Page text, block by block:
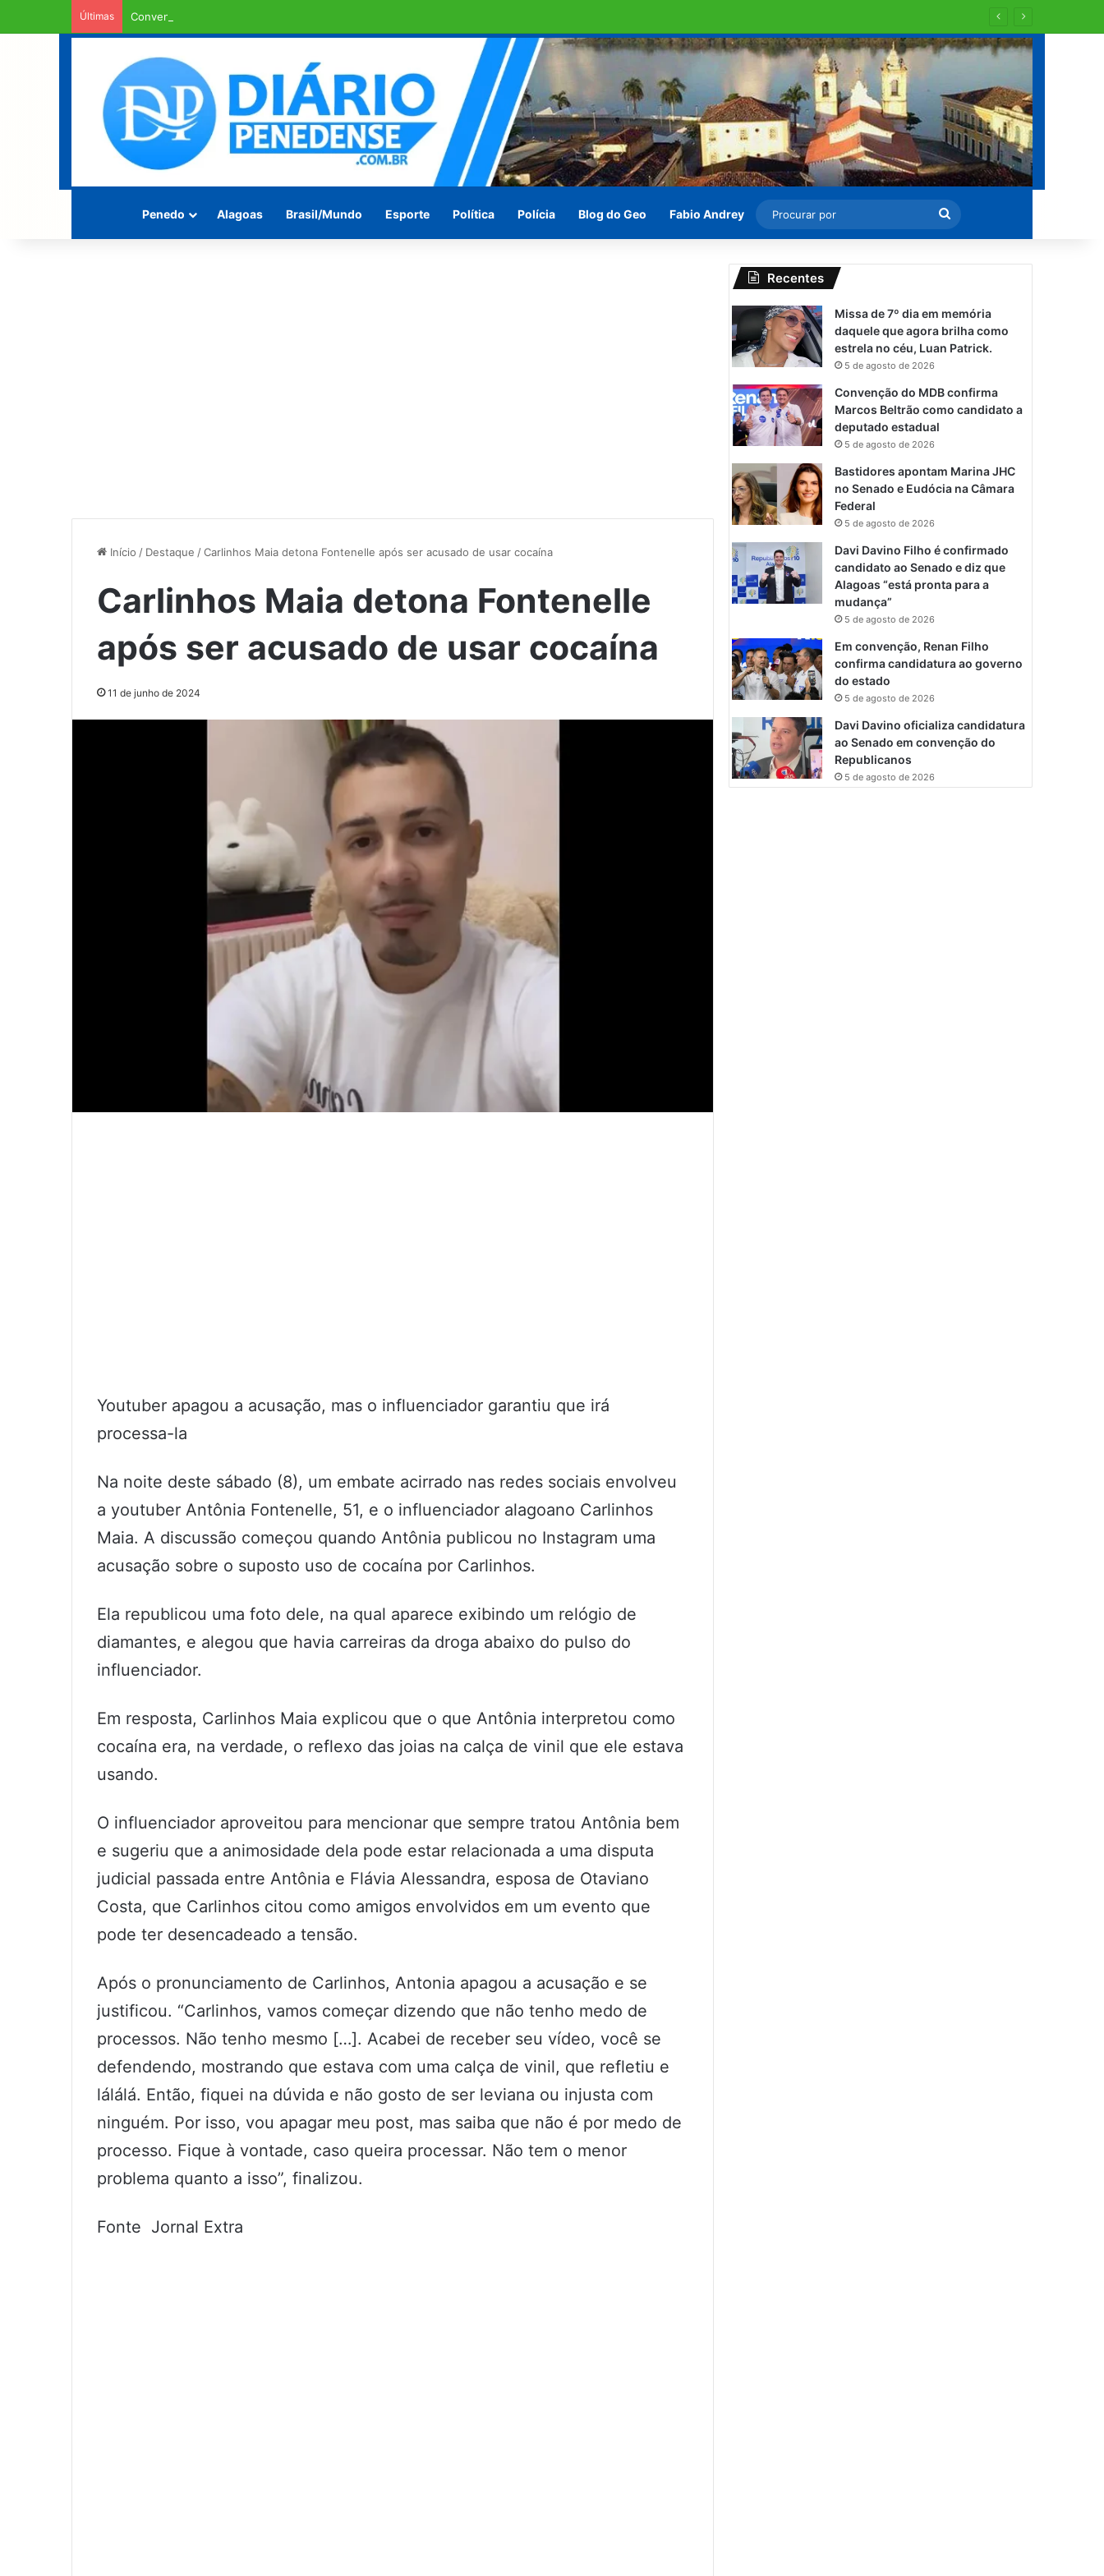
Últimas Convenção do MDB confirma Marcos Beltrão como candidato a deputado estadual
Penedo Alagoas Brasil/Mundo Esporte Política Polícia Blog do Geo Fabio Andrey
Procurar
por
Início / Destaque /Carlinhos Maia detona Fontenelle após ser acusado de usar cocaína
Carlinhos Maia detona Fontenelle
após ser acusado de usar cocaína
11 de junho de 2024
Youtuber apagou a acusação, mas o influenciador garantiu que irá
processa-la
Na noite deste sábado (8), um embate acirrado nas redes sociais envolveu
a youtuber Antônia Fontenelle, 51, e o influenciador alagoano Carlinhos
Maia. A discussão começou quando Antônia publicou no Instagram uma
acusação sobre o suposto uso de cocaína por Carlinhos.
Ela republicou uma foto dele, na qual aparece exibindo um relógio de
diamantes, e alegou que havia carreiras da droga abaixo do pulso do
influenciador.
Em resposta, Carlinhos Maia explicou que o que Antônia interpretou como
cocaína era, na verdade, o reflexo das joias na calça de vinil que ele estava
usando.
O influenciador aproveitou para mencionar que sempre tratou Antônia bem
e sugeriu que a animosidade dela pode estar relacionada a uma disputa
judicial passada entre Antônia e Flávia Alessandra, esposa de Otaviano
Costa, que Carlinhos citou como amigos envolvidos em um evento que
pode ter desencadeado a tensão.
Após o pronunciamento de Carlinhos, Antonia apagou a acusação e se
justificou. “Carlinhos, vamos começar dizendo que não tenho medo de
processos. Não tenho mesmo […]. Acabei de receber seu vídeo, você se
defendendo, mostrando que estava com uma calça de vinil, que refletiu e
lálálá. Então, fiquei na dúvida e não gosto de ser leviana ou injusta com
ninguém. Por isso, vou apagar meu post, mas saiba que não é por medo de
processo. Fique à vontade, caso queira processar. Não tem o menor
problema quanto a isso”, finalizou.
Fonte Jornal Extra
Recentes
Missa de 7º dia em memória
daquele que agora brilha como
estrela no céu, Luan Patrick.
5 de agosto de 2026
Convenção do MDB confirma
Marcos Beltrão como candidato a
deputado estadual
5 de agosto de 2026
Bastidores apontam Marina JHC
no Senado e Eudócia na Câmara
Federal
5 de agosto de 2026
Davi Davino Filho é confirmado
candidato ao Senado e diz que
Alagoas “está pronta para a
mudança”
5 de agosto de 2026
Em convenção, Renan Filho
confirma candidatura ao governo
do estado
5 de agosto de 2026
Davi Davino oficializa candidatura
ao Senado em convenção do
Republicanos
5 de agosto de 2026